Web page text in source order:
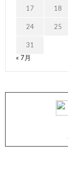
17 18
24 25
31
« 7月